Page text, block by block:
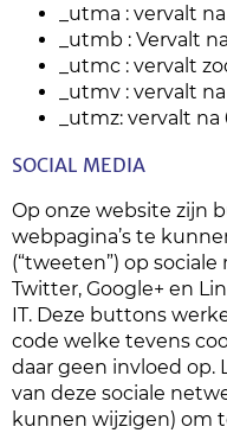
_utma : vervalt
_utmb : Vervalt
_utmc : vervalt
_utmv : vervalt
_utmz: vervalt
SOCIAL MEDIA
Op onze website zijn
webpagina’s te
(“tweeten”) op
Twitter, Google+ en
IT. Deze buttons
code welke tevens
daar geen invloed op.
van deze sociale
kunnen wijzigen) om